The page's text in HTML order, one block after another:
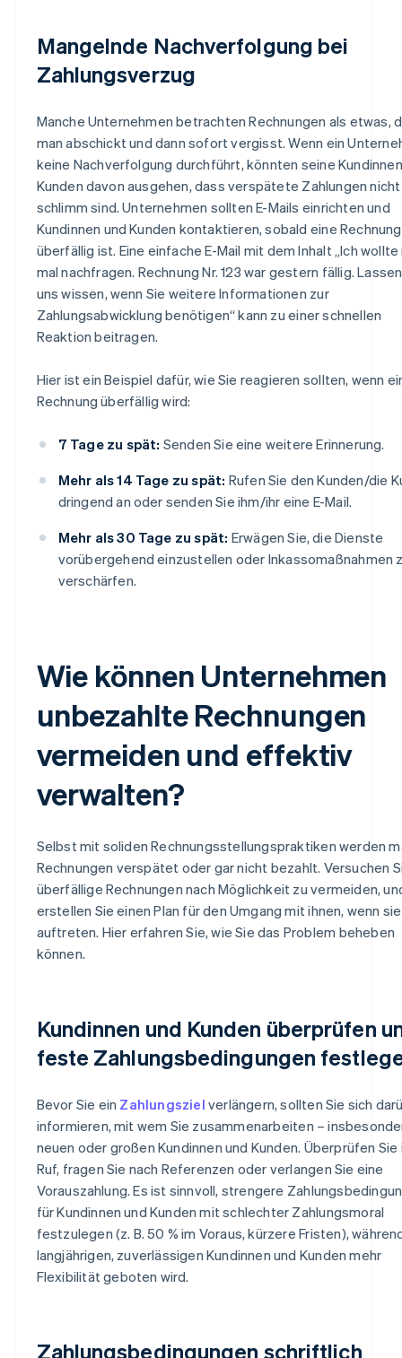
Mangelnde Nachverfolgung bei
Zahlungsverzug
Manche Unternehmen betrachten Rechnungen als etwas,
man abschickt und dann sofort vergisst. Wenn ein
keine Nachverfolgung durchführt, könnten seine
Kunden davon ausgehen, dass verspätete Zahlungen
schlimm sind. Unternehmen sollten E-Mails einrichten und
Kundinnen und Kunden kontaktieren, sobald eine Rechnung
überfällig ist. Eine einfache E-Mail mit dem Inhalt „Ich wollte
mal nachfragen. Rechnung Nr. 123 war gestern fällig.
uns wissen, wenn Sie weitere Informationen zur
Zahlungsabwicklung benötigen“ kann zu einer schnellen
Reaktion beitragen.
Hier ist ein Beispiel dafür, wie Sie reagieren sollten, wenn
Rechnung überfällig wird:
7 Tage zu spät: Senden Sie eine weitere Erinnerung.
Mehr als 14 Tage zu spät: Rufen Sie den Kunden/die
dringend an oder senden Sie ihm/ihr eine E-Mail.
Mehr als 30 Tage zu spät: Erwägen Sie, die Dienste
vorübergehend einzustellen oder Inkassomaßnahmen
verschärfen.
Wie können Unternehmen
unbezahlte Rechnungen
vermeiden und effektiv
verwalten?
Selbst mit soliden Rechnungsstellungspraktiken werden
Rechnungen verspätet oder gar nicht bezahlt. Versuchen
überfällige Rechnungen nach Möglichkeit zu vermeiden,
erstellen Sie einen Plan für den Umgang mit ihnen, wenn
auftreten. Hier erfahren Sie, wie Sie das Problem beheben
können.
Kundinnen und Kunden überprüfen
feste Zahlungsbedingungen
Bevor Sie ein Zahlungsziel verlängern, sollten Sie sich
informieren, mit wem Sie zusammenarbeiten –
neuen oder großen Kundinnen und Kunden. Überprüfen Sie
Ruf, fragen Sie nach Referenzen oder verlangen Sie eine
Vorauszahlung. Es ist sinnvoll, strengere
für Kundinnen und Kunden mit schlechter Zahlungsmoral
festzulegen (z. B. 50 % im Voraus, kürzere Fristen),
langjährigen, zuverlässigen Kundinnen und Kunden mehr
Flexibilität geboten wird.
Zahlungsbedingungen schriftlich